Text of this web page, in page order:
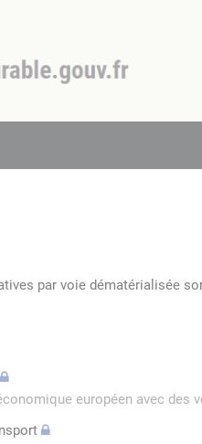
par voie dématérialisée
européen avec des